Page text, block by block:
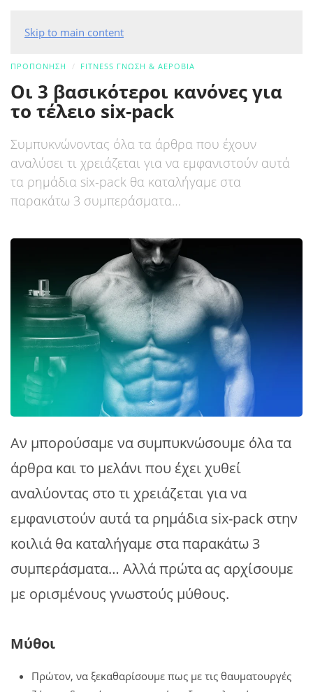
Skip to main content
ΠΡΟΠΟΝΗΣΗ FITNESS ΓΝΏΣΗ & ΑΕΡΌΒΙΑ
Οι 3 βασικότεροι κανόνες για
το τέλειο six-pack
Συμπυκνώνοντας όλα τα άρθρα που έχουν
αναλύσει τι χρειάζεται για να εμφανιστούν αυτά
τα ρημάδια six-pack θα καταλήγαμε στα
παρακάτω 3 συμπεράσματα…
Αν μπορούσαμε να συμπυκνώσουμε όλα τα
άρθρα και το μελάνι που έχει χυθεί
αναλύοντας στο τι χρειάζεται για να
εμφανιστούν αυτά τα ρημάδια six-pack στην
κοιλιά θα καταλήγαμε στα παρακάτω 3
συμπεράσματα… Αλλά πρώταας αρχίσουμε
με ορισμένους γνωστούς μύθους.
Μύθοι
Πρώτον, να ξεκαθαρίσουμε πως με τις θαυματουργές